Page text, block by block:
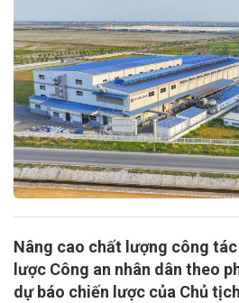
Nâng cao chất lượng công
lược Công an nhân dân theo
dự báo chiến lược của Chủ